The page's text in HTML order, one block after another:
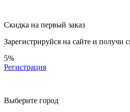
Скидка на первый заказ
Зарегистрируйся на сайте и получи
5%
Регистрация
Выберите город